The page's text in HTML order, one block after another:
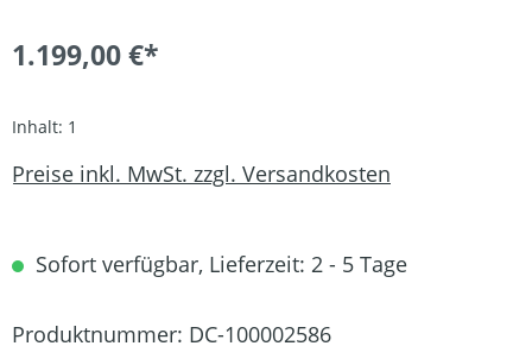
1.199,00 €*
Inhalt: 1
Preise inkl. MwSt. zzgl. Versandkosten
Sofort verfügbar, Lieferzeit: 2 - 5 Tage
Produktnummer: DC-100002586